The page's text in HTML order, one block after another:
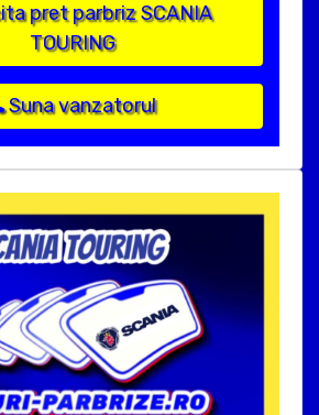
pret parbriz SCANIA
TOURING
Suna vanzatorul